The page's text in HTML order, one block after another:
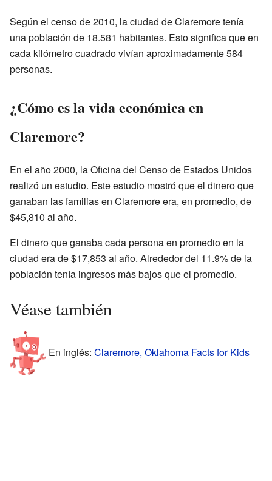
Según el censo de 2010, la ciudad de Claremore tenía
una población de 18.581 habitantes. Esto significa que en
cada kilómetro cuadrado vivían aproximadamente 584
personas.
¿Cómo es la vida económica en
Claremore?
En el año 2000, la Oficina del Censo de Estados Unidos
realizó un estudio. Este estudio mostró que el dinero que
ganaban las familias en Claremore era, en promedio, de
$45,810 al año.
El dinero que ganaba cada persona en promedio en la
ciudad era de $17,853 al año. Alrededor del 11.9% de la
población tenía ingresos más bajos que el promedio.
Véase también
En inglés: Claremore, Oklahoma Facts for Kids